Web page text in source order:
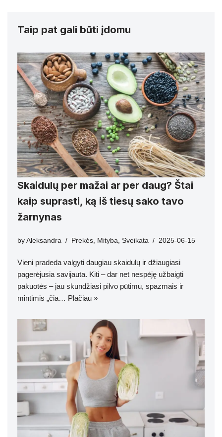
Taip pat gali būti įdomu
Skaidulų per mažai ar per daug? Štai
kaip suprasti, ką iš tiesų sako tavo
žarnynas
by Aleksandra Prekės, Mityba, Sveikata 2025-06-15
Vieni pradeda valgyti daugiau skaidulų ir džiaugiasi
pagerėjusia savijauta. Kiti – dar net nespėję užbaigti
pakuotės – jau skundžiasi pilvo pūtimu, spazmais ir
mintimis „čia… Plačiau »